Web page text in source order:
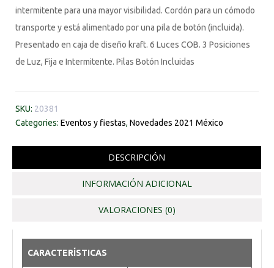
intermitente para una mayor visibilidad. Cordón para un cómodo
transporte y está alimentado por una pila de botón (incluida).
Presentado en caja de diseño kraft. 6 Luces COB. 3 Posiciones
de Luz, Fija e Intermitente. Pilas Botón Incluidas
SKU: 20381
Categories: Eventos y fiestas, Novedades 2021 México
DESCRIPCIÓN
INFORMACIÓN ADICIONAL
VALORACIONES (0)
CARACTERÍSTICAS